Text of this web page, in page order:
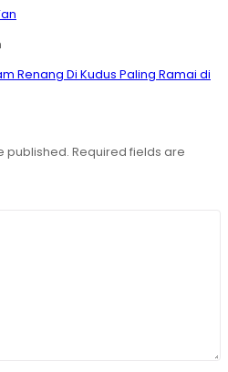
Renang Di Kudus Paling Ramai di
published. Required fields are